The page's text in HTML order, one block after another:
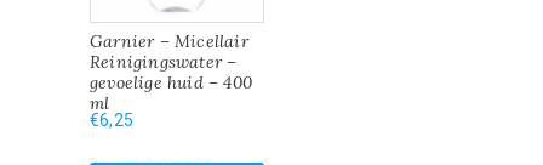
Garnier – Micellair
Reinigingswater –
gevoelige huid – 400
ml
€6,25